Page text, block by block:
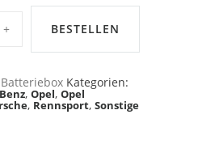
BESTELLEN
Batteriebox Kategorien:
, Opel, Opel
, Rennsport, Sonstige